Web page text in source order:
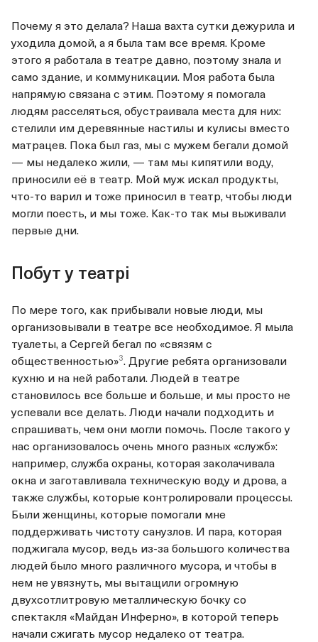
Почему я это делала? Наша вахта сутки дежурила и
уходила домой, а я была там все время. Кроме
этого я работала в театре давно, поэтому знала и
само здание, и коммуникации. Моя работа была
напрямую связана с этим. Поэтому я помогала
людям расселяться, обустраивала места для них:
стелили им деревянные настилы и кулисы вместо
матрацев. Пока был газ, мы с мужем бегали домой
— мы недалеко жили, — там мы кипятили воду,
приносили её в театр. Мой муж искал продукты,
что-то варил и тоже приносил в театр, чтобы люди
могли поесть, и мы тоже. Как-то так мы выживали
первые дни.
Побут у театрі
По мере того, как прибывали новые люди, мы
организовывали в театре все необходимое. Я мыла
туалеты, а Сергей бегал по «связям с
общественностью»3. Другие ребята организовали
кухню и на ней работали. Людей в театре
становилось все больше и больше, и мы просто не
успевали все делать. Люди начали подходить и
спрашивать, чем они могли помочь. После такого у
нас организовалось очень много разных «служб»:
например, служба охраны, которая заколачивала
окна и заготавливала техническую воду и дрова, а
также службы, которые контролировали процессы.
Были женщины, которые помогали мне
поддерживать чистоту санузлов. И пара, которая
поджигала мусор, ведь из-за большого количества
людей было много различного мусора, и чтобы в
нем не увязнуть, мы вытащили огромную
двухсотлитровую металлическую бочку со
спектакля «Майдан Инферно», в которой теперь
начали сжигать мусор недалеко от театра.